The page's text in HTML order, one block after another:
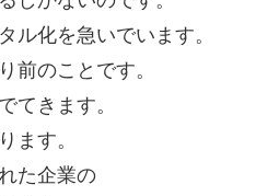
ル化を急いでいます。
前のことです。
てきます。
ます。
た企業の